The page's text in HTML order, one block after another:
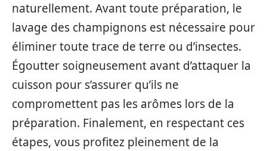
naturellement. Avant toute préparation, le
lavage des champignons est nécessaire pour
éliminer toute trace de terre ou d’insectes.
Égoutter soigneusement avant d’attaquer la
cuisson pour s’assurer qu’ils ne
compromettent pas les arômes lors de la
préparation. Finalement, en respectant ces
étapes, vous profitez pleinement de la